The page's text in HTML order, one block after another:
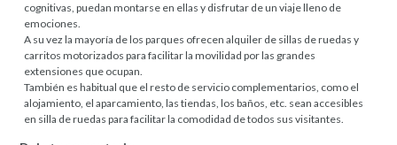
cognitivas, puedan montarse en ellas y disfrutar de un viaje lleno de
emociones.
A su vez la mayoría de los parques ofrecen alquiler de sillas de ruedas y
carritos motorizados para facilitar la movilidad por las grandes
extensiones que ocupan.
También es habitual que el resto de servicio complementarios, como el
alojamiento, el aparcamiento, las tiendas, los baños, etc. sean accesibles
en silla de ruedas para facilitar la comodidad de todos sus visitantes.